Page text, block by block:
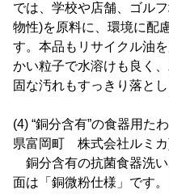
では、学校や店舗、ゴル
物性)を原料に、環境に配
す。本品もリサイクル油
かい粒子で水溶けも良く
固な汚れもすっきり落とし
(4) “銅分含有”の食器用た
県富岡町 株式会社ルミ
銅分含有の抗菌食器洗
面は「銅微粉仕様」です